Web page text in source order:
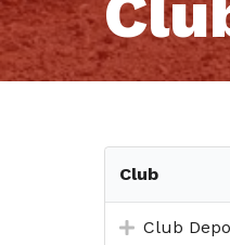
Club
Club